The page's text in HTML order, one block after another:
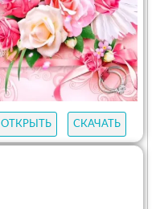
ОТКРЫТЬ СКАЧАТЬ